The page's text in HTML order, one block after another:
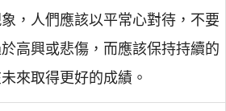
，人們應該以平常心對待，不要
高興或悲傷，而應該保持持續的
來取得更好的成績。